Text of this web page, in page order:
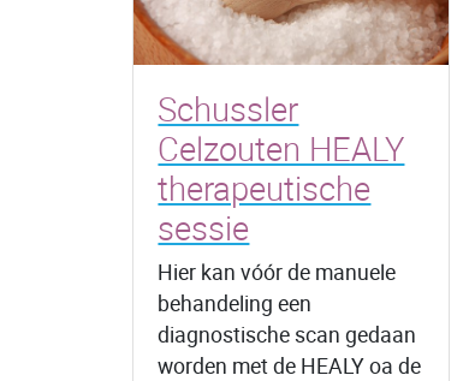
Schussler
Celzouten HEALY
therapeutische
sessie
Hier kan vóór de manuele
behandeling een
diagnostische scan gedaan
worden met de HEALY oa de